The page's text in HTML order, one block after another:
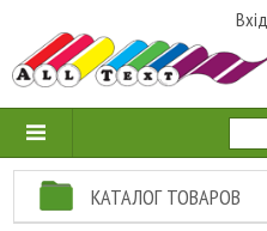
Вхід
КАТАЛОГ ТОВАРОВ